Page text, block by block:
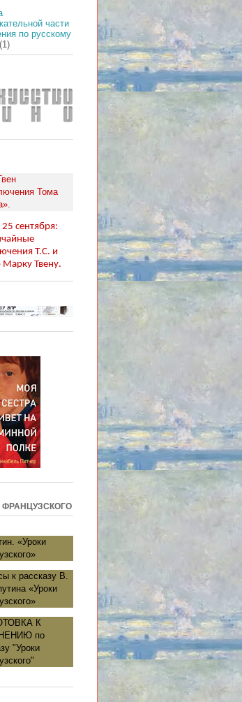
это
части
по русскому
(1)
Тома
сентября:
Т.С. и
Марку Твену.
ФРАНЦУЗСКОГО
«Уроки
к рассказу В.
«Уроки
К
по
"Уроки